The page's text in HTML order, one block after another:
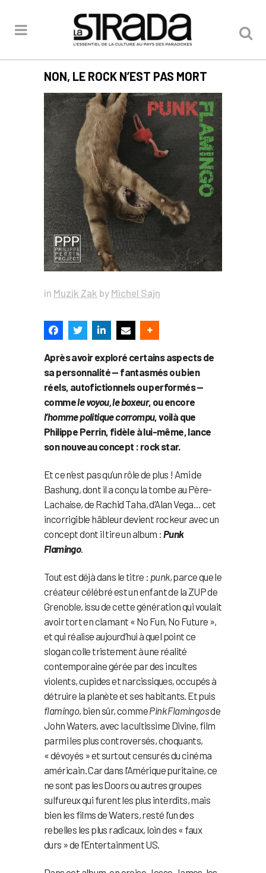
NON, LE ROCK N’EST PAS MORT
in Muzik Zak by Michel Sajn
Après avoir exploré certains aspects de
sa personnalité — fantasmés ou bien
réels, autofictionnels ou performés —
commele voyou, le boxeur, ou encore
l’homme politique corrompu, voilà que
Philippe Perrin, fidèle à lui-même, lance
son nouveau concept : rock star.
Et ce n’est pas qu’un rôle de plus ! Ami de
Bashung, dont il a conçu la tombe au Père-
Lachaise, de Rachid Taha, d’Alan Vega… cet
incorrigible hâbleur devient rockeur avec un
concept dont il tire un album : Punk
Flamingo.
Tout est déjà dans le titre : punk, parce que le
créateur célébré est un enfant de la ZUP de
Grenoble, issu de cette génération qui voulait
avoir tort en clamant « No Fun, No Future »,
et qui réalise aujourd’hui à quel point ce
slogan colle tristement à une réalité
contemporaine gérée par des incultes
violents, cupides et narcissiques, occupés à
détruire la planète et ses habitants. Et puis
flamingo, bien sûr, commePink Flamingosde
John Waters, avec la cultissime Divine, film
parmi les plus controversés, choquants,
« dévoyés » et surtout censurés du cinéma
américain. Car dans l’Amérique puritaine, ce
ne sont pas les Doors ou autres groupes
sulfureux qui furent les plus interdits, mais
bien les films de Waters, resté l’un des
rebelles les plus radicaux, loin des « faux
durs » de l’Entertainment US.